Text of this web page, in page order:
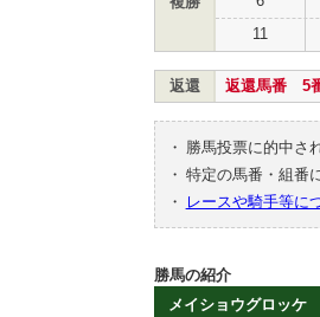
11
返還 返還馬番 5
・
勝馬投票に的中さ
・ 特定の馬番・組番
・
レースや騎手等に
勝馬の紹介
メイショウグロッケ